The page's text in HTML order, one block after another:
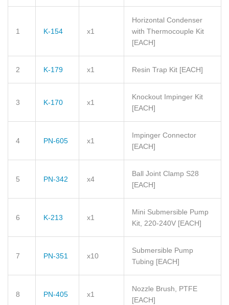
1 K-154 x1
Horizontal Condenser
with Thermocouple Kit
[EACH]
2 K-179 x1 Resin Trap Kit [EACH]
3 K-170 x1
Knockout Impinger Kit
[EACH]
4 PN-605 x1
Impinger Connector
[EACH]
5 PN-342 x4
Ball Joint Clamp S28
[EACH]
6 K-213 x1
Mini Submersible Pump
Kit, 220-240V [EACH]
7 PN-351 x10
Submersible Pump
Tubing [EACH]
8 PN-405 x1
Nozzle Brush, PTFE
[EACH]